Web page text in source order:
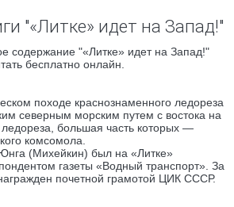
"«Литке» идет на Запад!"
содержание "«Литке» идет на Запад!"
бесплатно онлайн.
походе краснознаменного ледореза
северным морским путем с востока на
большая часть которых —
комсомола.
(Михейкин) был на «Литке»
газеты «Водный транспорт». За
почетной грамотой ЦИК СССР.